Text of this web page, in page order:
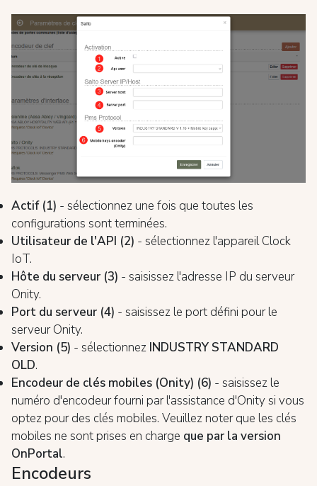
Actif (1) - sélectionnez une fois que toutes les
configurations sont terminées.
Utilisateur de l'API (2) - sélectionnez l'appareil Clock
IoT.
Hôte du serveur (3) - saisissez l'adresse IP du serveur
Onity.
Port du serveur (4) - saisissez le port défini pour le
serveur Onity.
Version (5) - sélectionnez INDUSTRY STANDARD
OLD.
Encodeur de clés mobiles (Onity) (6) - saisissez le
numéro d'encodeur fourni par l'assistance d'Onity si vous
optez pour des clés mobiles. Veuillez noter que les clés
mobiles ne sont prises en charge que par la version
OnPortal.
Encodeurs